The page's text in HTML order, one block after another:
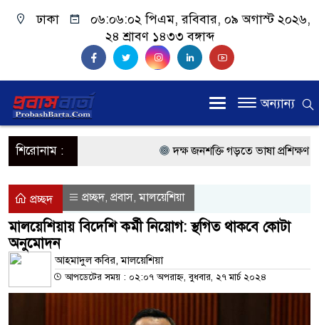
ঢাকা ০৬:০৬:০২ পিএম, রবিবার, ০৯ অগাস্ট ২০২৬,
২৪ শ্রাবণ ১৪৩৩ বঙ্গাব্দ
অন্যান্য
শিরোনাম : দক্ষ জনশক্তি গড়তে ভাষা প্রশিক্ষণ
প্রধানমন্ত্রী
প্রবাসী কল্যাণমন্ত্রী সিলেটের
মালয়েশিয়ায় কর্মী পাঠাতে রিক্রুটিং
প্রচ্ছদ প্রচ্ছদ, প্রবাস,মালয়েশিয়া
মালয়েশিয়ায় বিদেশি কর্মী নিয়োগ: স্থগিত থাকবে কোটা
অনুমোদন
আহমাদুল কবির, মালয়েশিয়া
আপডেটের সময় : ০২:০৭ অপরাহ্ন, বুধবার, ২৭ মার্চ ২০২৪